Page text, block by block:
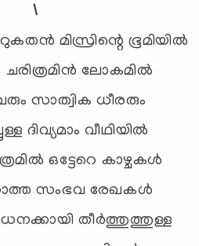
\
മിസ്രിന്റെ ഭൂമിയില്‍
ചരിത്രമിന്‍ ലോകമില്‍
സാത്വിക ധീരരും
ദിവ്യമാം വീഥിയില്‍
ഒട്ടേറെ കാഴ്ചകള്‍
സംഭവ രേഖകള്‍
തീര്‍ത്തുത്തുള്ള